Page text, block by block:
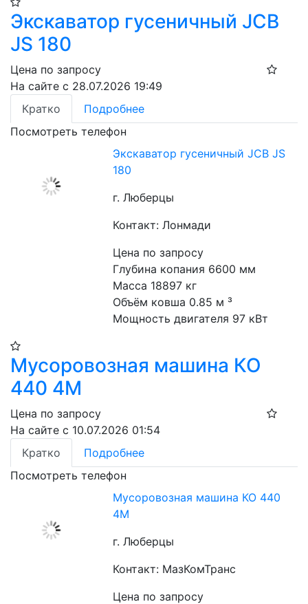
Экскаватор гусеничный JCB
JS 180
Цена по запросу
На сайте с 28.07.2026 19:49
Кратко
Подробнее
Посмотреть телефон
Экскаватор гусеничный JCB JS
180
г. Люберцы
Контакт: Лонмади
Цена по запросу
Глубина копания 6600 мм
Масса 18897 кг
Объём ковша 0.85 м ³
Мощность двигателя 97 кВт
Мусоровозная машина КО
440 4М
Цена по запросу
На сайте с 10.07.2026 01:54
Кратко
Подробнее
Посмотреть телефон
Мусоровозная машина КО 440
4М
г. Люберцы
Контакт: МазКомТранс
Цена по запросу